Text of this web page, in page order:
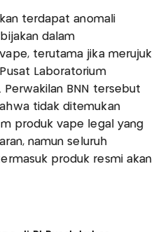
terdapat anomali
dalam
terutama jika merujuk
Laboratorium
Perwakilan BNN tersebut
tidak ditemukan
produk vape legal yang
namun seluruh
produk resmi akan